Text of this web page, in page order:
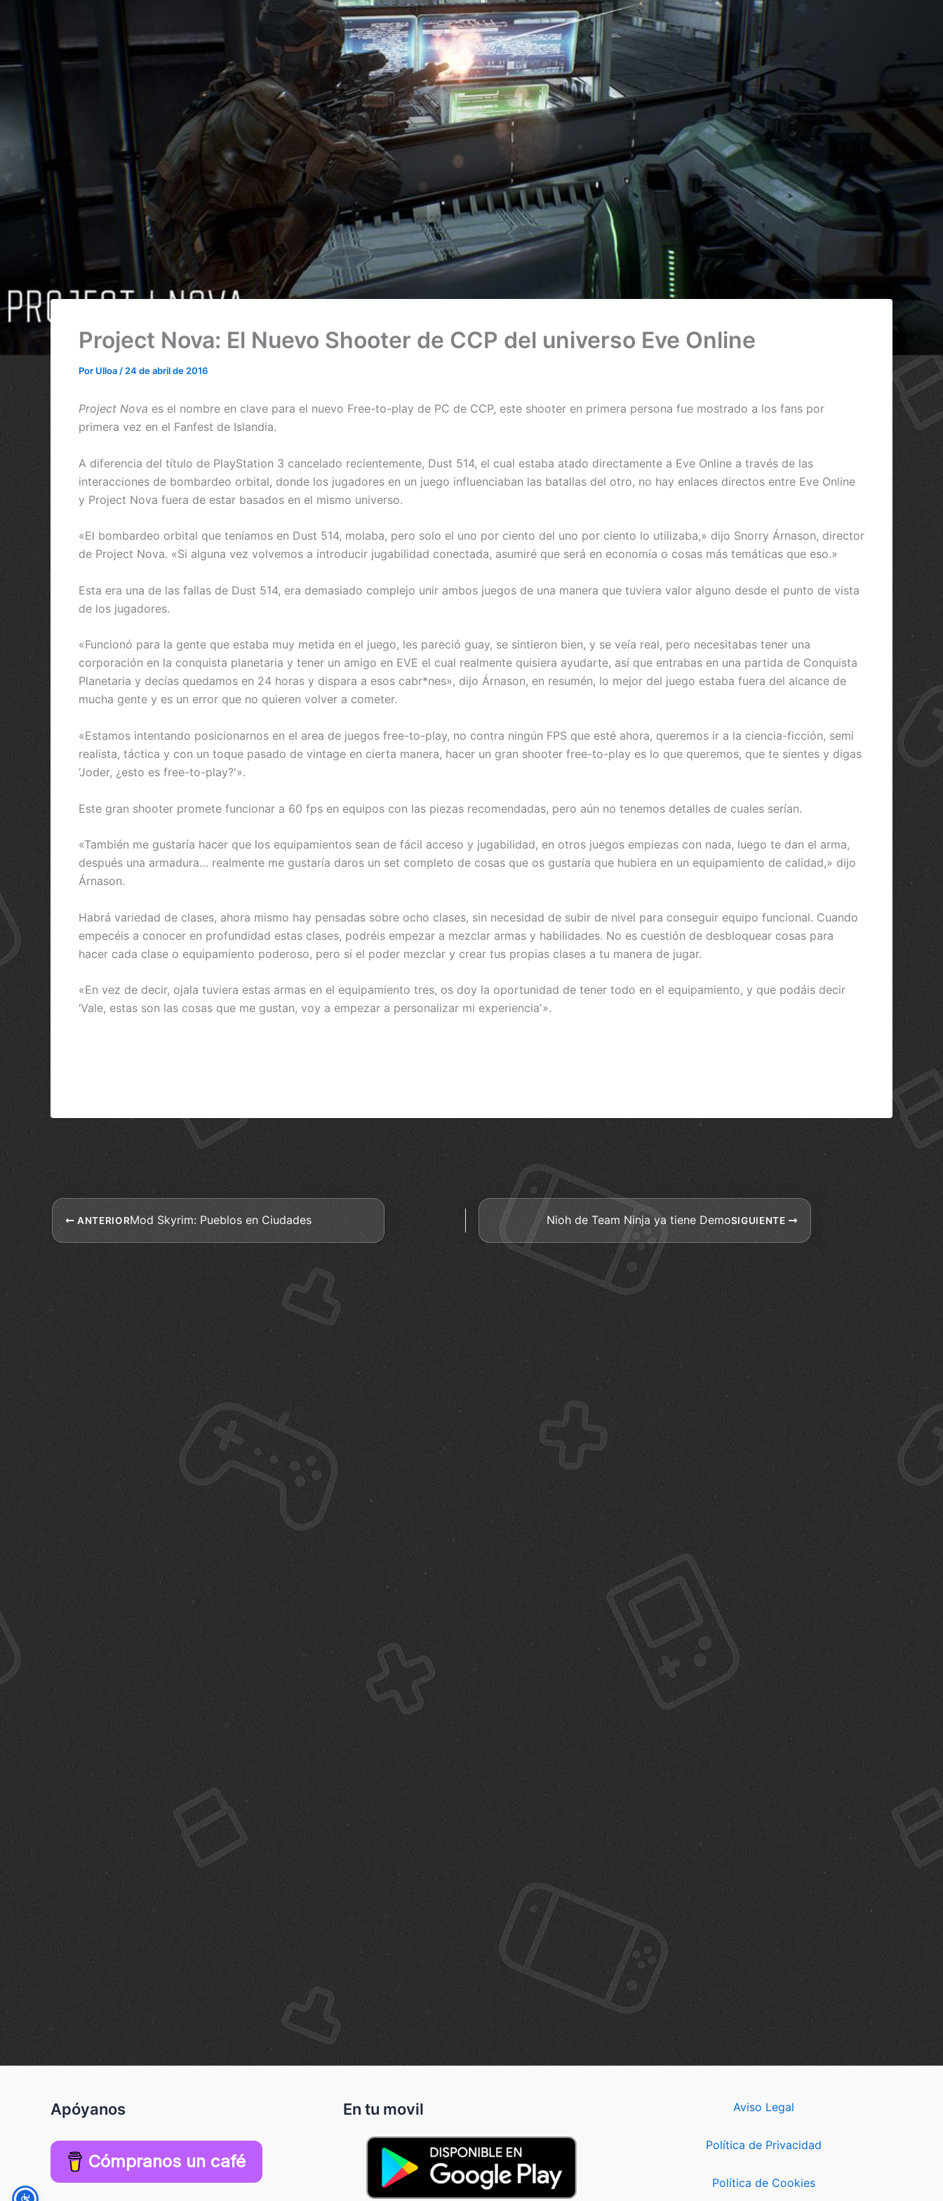
Project Nova: El Nuevo Shooter de CCP del universo Eve Online
Por Ulloa / 24 de abril de 2016
Project Nova es el nombre en clave para el nuevo Free-to-play de PC de CCP, este shooter en primera persona fue mostrado a los fans por
primera vez en el Fanfest de Islandia.
A diferencia del título de PlayStation 3 cancelado recientemente, Dust 514, el cual estaba atado directamente a Eve Online a través de las
interacciones de bombardeo orbital, donde los jugadores en un juego influenciaban las batallas del otro, no hay enlaces directos entre Eve Online
y Project Nova fuera de estar basados en el mismo universo.
«El bombardeo orbital que teníamos en Dust 514, molaba, pero solo el uno por ciento del uno por ciento lo utilizaba,» dijo Snorry Árnason, director
de Project Nova. «Si alguna vez volvemos a introducir jugabilidad conectada, asumiré que será en economía o cosas más temáticas que eso.»
Esta era una de las fallas de Dust 514, era demasiado complejo unir ambos juegos de una manera que tuviera valor alguno desde el punto de vista
de los jugadores.
«Funcionó para la gente que estaba muy metida en el juego, les pareció guay, se sintieron bien, y se veía real, pero necesitabas tener una
corporación en la conquista planetaria y tener un amigo en EVE el cual realmente quisiera ayudarte, así que entrabas en una partida de Conquista
Planetaria y decías quedamos en 24 horas y dispara a esos cabr*nes», dijo Árnason, en resumén, lo mejor del juego estaba fuera del alcance de
mucha gente y es un error que no quieren volver a cometer.
«Estamos intentando posicionarnos en el area de juegos free-to-play, no contra ningún FPS que esté ahora, queremos ir a la ciencia-ficción, semi
realista, táctica y con un toque pasado de vintage en cierta manera, hacer un gran shooter free-to-play es lo que queremos, que te sientes y digas
‘Joder, ¿esto es free-to-play?'».
Este gran shooter promete funcionar a 60 fps en equipos con las piezas recomendadas, pero aún no tenemos detalles de cuales serían.
«También me gustaría hacer que los equipamientos sean de fácil acceso y jugabilidad, en otros juegos empiezas con nada, luego te dan el arma,
después una armadura… realmente me gustaría daros un set completo de cosas que os gustaría que hubiera en un equipamiento de calidad,» dijo
Árnason.
Habrá variedad de clases, ahora mismo hay pensadas sobre ocho clases, sin necesidad de subir de nivel para conseguir equipo funcional. Cuando
empecéis a conocer en profundidad estas clases, podréis empezar a mezclar armas y habilidades. No es cuestión de desbloquear cosas para
hacer cada clase o equipamiento poderoso, pero si el poder mezclar y crear tus propias clases a tu manera de jugar.
«En vez de decir, ojala tuviera estas armas en el equipamiento tres, os doy la oportunidad de tener todo en el equipamiento, y que podáis decir
‘Vale, estas son las cosas que me gustan, voy a empezar a personalizar mi experiencia'».
ANTERIORMod Skyrim: Pueblos en Ciudades SIGUIENTE
Nioh de Team Ninja ya tiene Demo
Apóyanos
Cómpranos un café
En tu movil Aviso Legal
Política de Privacidad
Política de Cookies